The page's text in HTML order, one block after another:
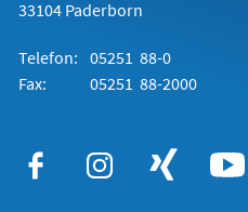
33104 Paderborn
Telefon: 05251 88-0
Fax:
05251 88-2000